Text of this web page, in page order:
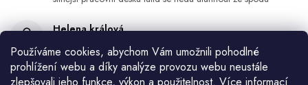
Používáme cookies, abychom Vám umožnili pohodlné
prohlížení webu a díky analýze provozu webu neustále
Helena králová
8.8.2026
Objednala jsem si kvetinace a jede n byl praskly dole a